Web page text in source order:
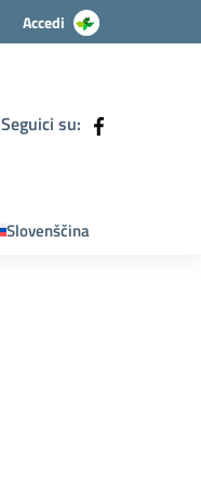
Accedi
Seguici su:
Slovenščina